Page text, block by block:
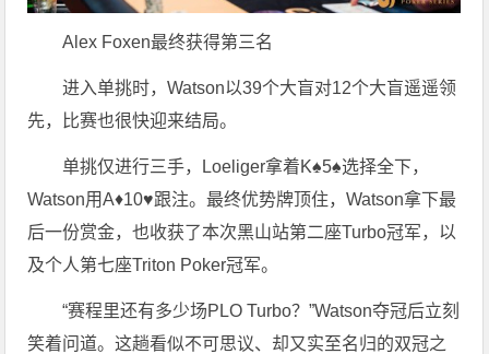
Alex Foxen最终获得第三名
进入单挑时，Watson以39个大盲对12个大盲遥遥领
先，比赛也很快迎来结局。
单挑仅进行三手，Loeliger拿着K♠5♠选择全下，
Watson用A♦10♥跟注。最终优势牌顶住，Watson拿下最
后一份赏金，也收获了本次黑山站第二座Turbo冠军，以
及个人第七座Triton Poker冠军。
“赛程里还有多少场PLO Turbo？”Watson夺冠后立刻
笑着问道。这趟看似不可思议、却又实至名归的双冠之